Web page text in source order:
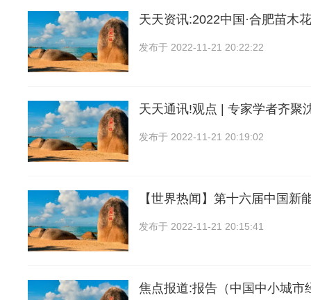
天天资讯:2022中国·合肥苗木
发布于 2022-11-21 20:22:22
天天通讯!观点 | 专家学者齐聚
发布于 2022-11-21 20:19:02
【世界热闻】第十六届中国新
发布于 2022-11-21 20:15:41
焦点报道:报告（中国中小城市